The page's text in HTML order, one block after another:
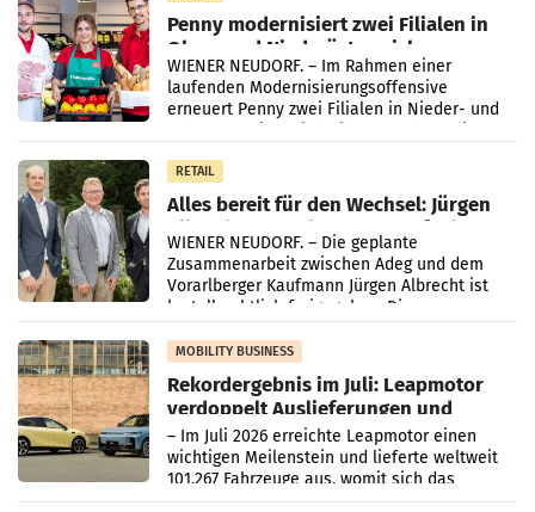
Penny modernisiert zwei Filialen in
Ober- und Niederösterreich
WIENER NEUDORF. – Im Rahmen einer
laufenden Modernisierungsoffensive
erneuert Penny zwei Filialen in Nieder- und
RETAIL
Alles bereit für den Wechsel: Jürgen
Albrecht setzt ab 1.1.2027 auf Adeg
WIENER NEUDORF. – Die geplante
Zusammenarbeit zwischen Adeg und dem
Vorarlberger Kaufmann Jürgen Albrecht ist
kartellrechtlich freigegeben: Die
Bundeswettbewerbsbehörde und der
Bundeskartellanwalt
MOBILITY BUSINESS
Rekordergebnis im Juli: Leapmotor
verdoppelt Auslieferungen und
überschreitet die 100.000er-Marke
– Im Juli 2026 erreichte Leapmotor einen
wichtigen Meilenstein und lieferte weltweit
101.267 Fahrzeuge aus, womit sich das
Ergebnis gegenüber Juli 2025 mehr als